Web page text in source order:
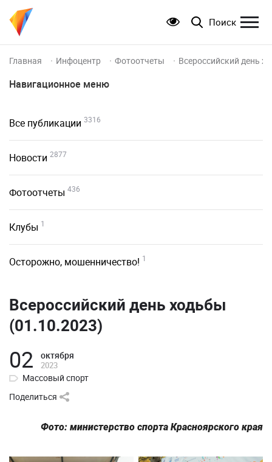
Поиск
Главная Инфоцентр Фотоотчеты Всероссийский день
Навигационное меню
Все публикации 3316
Новости 2877
Фотоотчеты 436
Клубы 1
Осторожно, мошенничество! 1
Всероссийский день ходьбы
(01.10.2023)
02 октября
2023
Массовый спорт
Поделиться
Фото: министерство спорта Красноярского края